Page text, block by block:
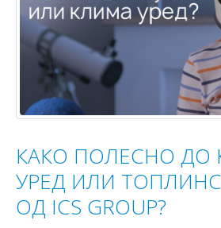
КАКО ПОЛЕСНО ДО
УРЕД ИЛИ
ОД ICS GROUP?